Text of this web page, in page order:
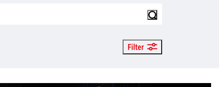
Suchen
Filter anzeigen